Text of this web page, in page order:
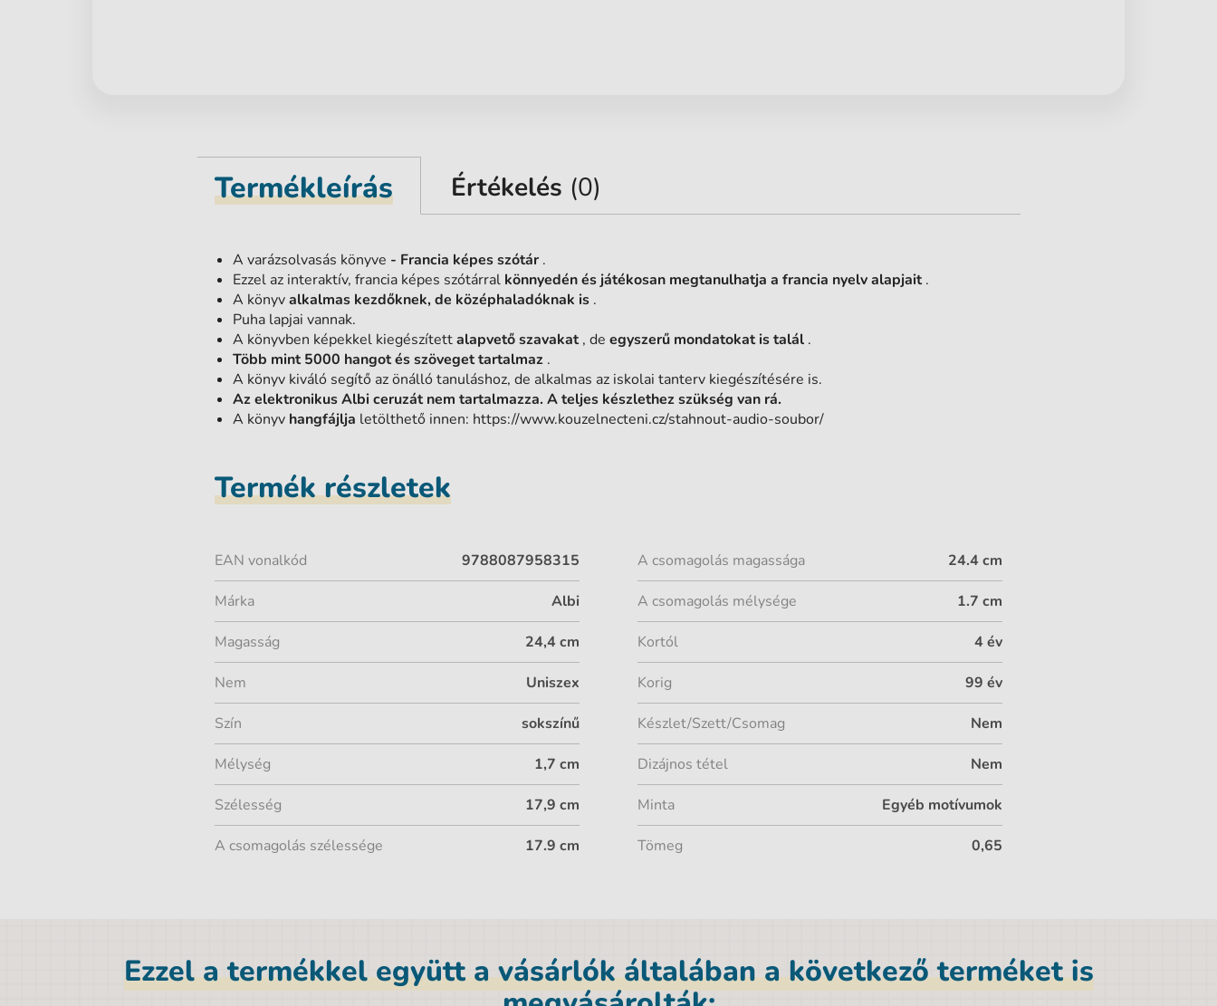
Termékleírás Értékelés (0)
A varázsolvasás könyve - Francia képes szótár .
Ezzel az interaktív, francia képes szótárral könnyedén és játékosan megtanulhatja a francia nyelv alapjait.
A könyvalkalmas kezdőknek, de középhaladóknak is .
Puha lapjai vannak.
A könyvben képekkel kiegészítettalapvető szavakat, de egyszerű mondatokat is talál .
Több mint 5000 hangot és szöveget tartalmaz .
A könyv kiváló segítő az önálló tanuláshoz, de alkalmas az iskolai tanterv kiegészítésére is.
Az elektronikus Albi ceruzát nem tartalmazza. A teljes készlethez szükség van rá.
A könyv hangfájlja letölthető innen: https://www.kouzelnecteni.cz/stahnout-audio-soubor/
Termék részletek
EAN vonalkód 9788087958315
Márka Albi
Magasság 24,4 cm
Nem Uniszex
Szín sokszínű
Mélység 1,7 cm
Szélesség 17,9 cm
A csomagolás szélessége 17.9 cm
A csomagolás magassága 24.4 cm
A csomagolás mélysége 1.7 cm
Kortól 4 év
Korig 99 év
Készlet/Szett/Csomag Nem
Dizájnos tétel Nem
Minta Egyéb motívumok
Tömeg 0,65
Ezzel a termékkel együtt a vásárlók általában a következő terméket is